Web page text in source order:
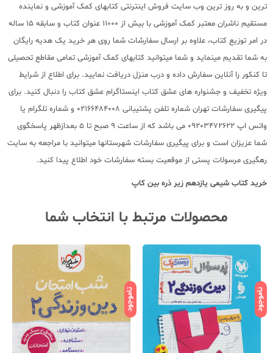
ترین و به روز ترین وب سایت فروش اینترنتی کتابهای کمک آموزشی و نماینده
مستقیم ناشران معتبر کمک آموزشی با بیش از 11000 عنوان کتاب و سابقه 15 ساله
در امر توزیع کتاب، علاوه بر ارسال سفارشات شما روی هر خرید یک هدیه رایگان
به شما تقدیم مینماید و شما میتوانید کتابهای کمک آموزشی تمامی مقاطع تحصیلی
تا کنکور را آنلاین سفارش داده و درب منزل دریافت نمایید. برای اطلاع از شرایط
ویژه تخفیف و جشنواره های عشق کتاب اینستاگرام عشق کتاب را دنبال کنید. برای
پیگیری سفارشات تهران شماره تلفن پشتیبانی 02166484008 و شماره تلگرام یا
واتس اپ 09203472622 می باشد که از ساعت 9 صبح تا 5 بعدازظهر پاسخگوی
شما عزیزان است و برای پیگیری سفارشات شهرستانها میتوانید با مراجعه به سایت
رهگیری مرسولات پستی از موقعیت بسته سفارشات خود اطلاع پیدا کنید.
خرید کتاب شیمی یازدهم زیر ذره بین کاپ
محصولات مرتبط با انتخاب شما
ناموجود ناموجود